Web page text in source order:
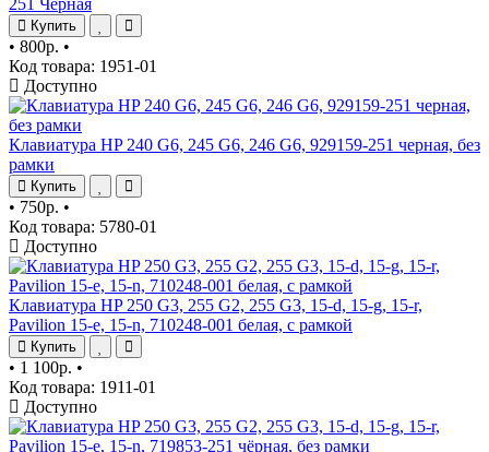
Купить
• 800р. •
Код товара: 1951-01
Доступно
Клавиатура HP 240 G6, 245 G6, 246 G6, 929159-251 черная, без
рамки
Купить
• 750р. •
Код товара: 5780-01
Доступно
Клавиатура HP 250 G3, 255 G2, 255 G3, 15-d, 15-g, 15-r,
Pavilion 15-e, 15-n, 710248-001 белая, с рамкой
Купить
• 1 100р. •
Код товара: 1911-01
Доступно